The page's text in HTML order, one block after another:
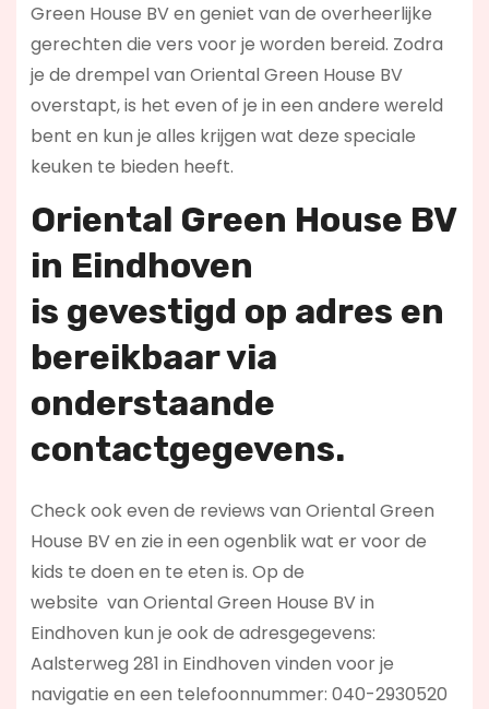
Green House BV en geniet van de overheerlijke
gerechten die vers voor je worden bereid. Zodra
je de drempel van Oriental Green House BV
overstapt, is het even of je in een andere wereld
bent en kun je alles krijgen wat deze speciale
keuken te bieden heeft.
Oriental Green House BV
in Eindhoven
is gevestigd op adres en
bereikbaar via
onderstaande
contactgegevens.
Check ook even de reviews van Oriental Green
House BV en zie in een ogenblik wat er voor de
kids te doen en te eten is. Op de
website van Oriental Green House BV in
Eindhoven kun je ook de adresgegevens:
Aalsterweg 281 in Eindhoven vinden voor je
navigatie en een telefoonnummer: 040-2930520